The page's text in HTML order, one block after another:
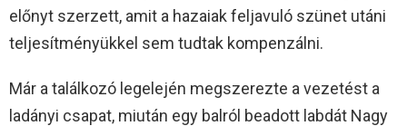
előnyt szerzett, amit a hazaiak feljavuló szünet utáni
teljesítményükkel sem tudtak kompenzálni.
Már a találkozó legelején megszerezte a vezetést a
ladányi csapat, miután egy balról beadott labdát Nagy